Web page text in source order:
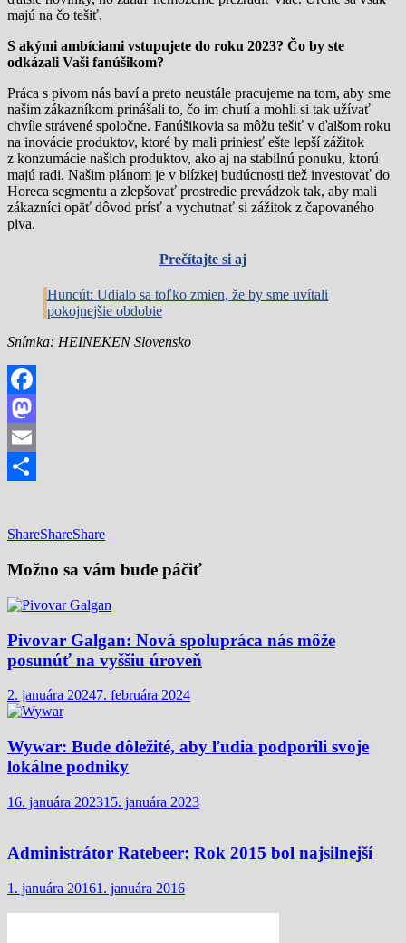
majú na čo tešiť.
S akými ambíciami vstupujete do roku 2023? Čo by ste
odkázali Vaši fanúšikom?
Práca s pivom nás baví a preto neustále pracujeme na tom, aby sme
našim zákazníkom prinášali to, čo im chutí a mohli si tak užívať
chvíle strávené spoločne. Fanúšikovia sa môžu tešiť v ďalšom roku
na inovácie produktov, ktoré by mali priniesť ešte lepší zážitok
z konzumácie našich produktov, ako aj na stabilnú ponuku, ktorú
majú radi. Našim plánom je v blízkej budúcnosti tiež investovať do
Horeca segmentu a zlepšovať prostredie prevádzok tak, aby mali
zákazníci opäť dôvod prísť a vychutnať si zážitok z čapovaného
piva.
Prečítajte si aj
Huncút: Udialo sa toľko zmien, že by sme uvítali
pokojnejšie obdobie
Snímka: HEINEKEN Slovensko
Facebook
Mastodon
Email
ShareShareShare
Možno sa vám bude páčiť
Pivovar Galgan: Nová spolupráca nás môže
posunúť na vyššiu úroveň
2. januára 20247. februára 2024
Wywar: Bude dôležité, aby ľudia podporili svoje
lokálne podniky
16. januára 202315. januára 2023
Administrátor Ratebeer: Rok 2015 bol najsilnejší
1. januára 20161. januára 2016